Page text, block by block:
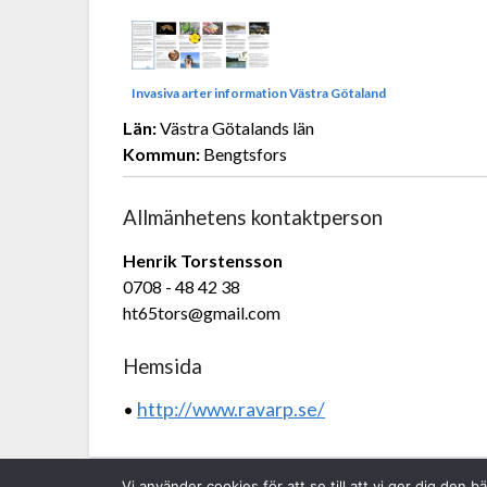
Invasiva arter information Västra Götaland
Län:Västra Götalands län
Kommun: Bengtsfors
Allmänhetens kontaktperson
Henrik Torstensson
0708 - 48 42 38
ht65tors@gmail.com
Hemsida
• http://www.ravarp.se/